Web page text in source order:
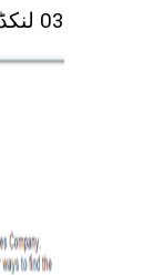
03 لنکڈین پروفائل کا تجربہ